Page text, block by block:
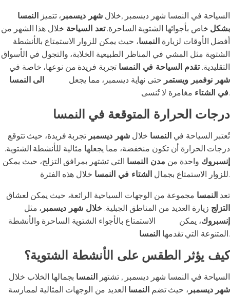
السياحة في النمسا شهر ديسمبر ,خلال شهر ديسمبر ، تتميز النمسا
بشكل خاص بأجوائها الشتوية الساحرة.تعد السياحة خلال هذا الشهر من
أفضل الأوقات لزيارة النمسا، حيث يمكن للزوار الاستمتاع بالأنشطة
الشتوية مثل المشي في المناظر الطبيعية الخلابة، والتجول في الأسواق
التقليدية.تقدم السياحة في النمسا تجربة فريدة من نوعها، خاصة في
شهر نوفمبر ويستمر حتى نهاية ديسمبر، مما يجعل
الى النمسا
في الشتاءمغامرة لا تُنسى.
درجات الحرارة المتوقعة في النمسا
تُعتبر السياحة في النمسا خلالشهر ديسمبر تجربة فريدة، حيث تتوقع
درجات الحرارة أن تكون منخفضة، مما يجعلها مثالية للأنشطة الشتوية.
إنسبروك واحدة من مدن النمسا التي تشتهر بمرافق التزلج، حيث يمكن
للزوار الاستمتاع بجمال الشتاء في النمسا خلال هذه الفترة.
تعد النمسا مجموعة من الوجهات السياحية الرائعة، حيث يمكن لعشاق
التزلج زيارة العديد من المناطق الجبلية.خلال شهر ديسمبر ، مثل
إنسبروك، يمكن
الاستمتاع بالأجواء الشتوية الساحرة والأنشطة
المتنوعة التي تقدمها النمسا .
كيف يؤثر الطقس على الأنشطة الشتوية؟
السياحة في النمسا شهر ديسمبر , تشتهر النمسا بجمالها الخلاب خلال
شهر ديسمبر ، حيث تضم النمسا العديد من الوجهات المثالية لممارسة